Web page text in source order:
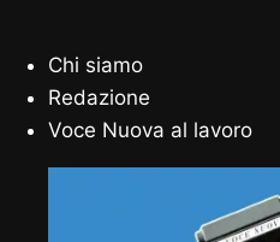
Chi siamo
Redazione
Voce Nuova al lavoro